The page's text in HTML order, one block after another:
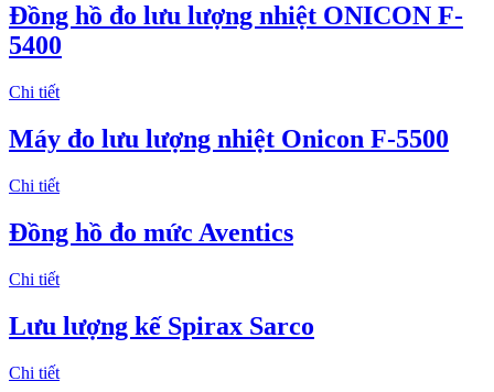
Đồng hồ đo lưu lượng nhiệt ONICON F-
5400
Chi tiết
Máy đo lưu lượng nhiệt Onicon F-5500
Chi tiết
Đồng hồ đo mức Aventics
Chi tiết
Lưu lượng kế Spirax Sarco
Chi tiết